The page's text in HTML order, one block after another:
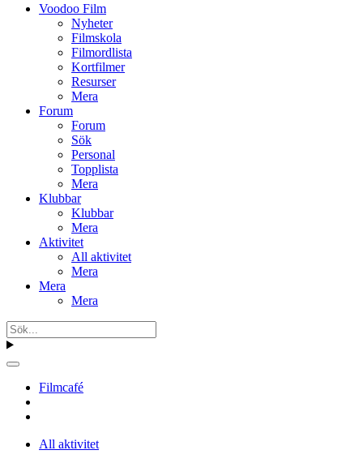
Voodoo Film
Nyheter
Filmskola
Filmordlista
Kortfilmer
Resurser
Mera
Forum
Forum
Sök
Personal
Topplista
Mera
Klubbar
Klubbar
Mera
Aktivitet
All aktivitet
Mera
Mera
Mera
Filmcafé
All aktivitet